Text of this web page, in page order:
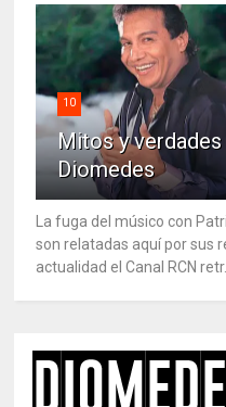
10
Mitos y
Diomedes
La fuga del músico con
son relatadas aquí por sus
actualidad el Canal RCN retr...